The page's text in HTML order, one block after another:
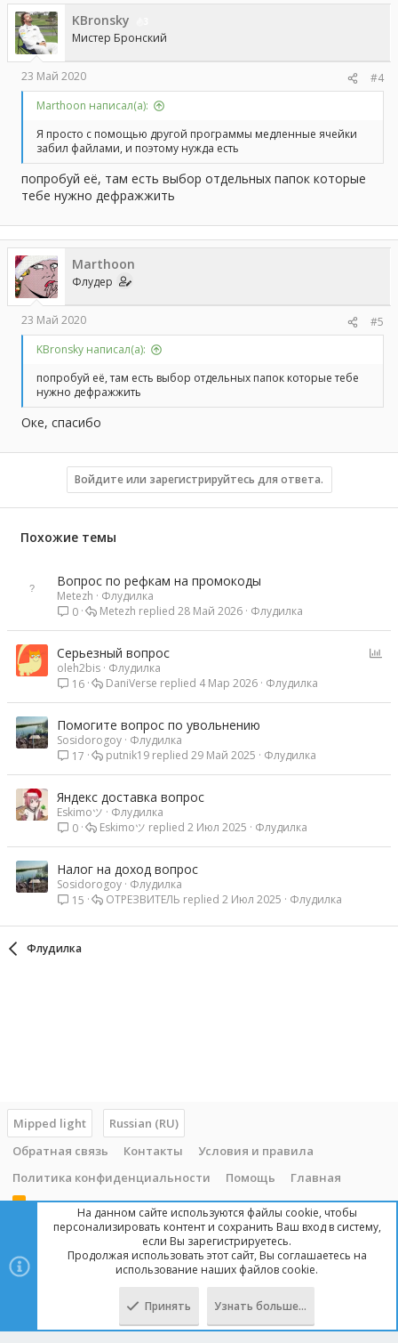
KBronsky
Мистер Бронский
23 Май 2020
#4
Marthoon написал(а):
Я просто с помощью другой программы медленные ячейки
забил файлами, и поэтому нужда есть
попробуй её, там есть выбор отдельных папок которые
тебе нужно дефражжить
Marthoon
Флудер
23 Май 2020
#5
KBronsky написал(а):
попробуй её, там есть выбор отдельных папок которые тебе
нужно дефражжить
Оке, спасибо
Войдите или зарегистрируйтесь для ответа.
Похожие темы
Вопрос по рефкам на промокоды
Metezh
Флудилка
0
Флудилка
28 Май 2026
Metezh
о
Серьезный вопрос
oleh2bis Флудилка
16
Флудилка
4 Мар 2026
DaniVerse
Помогите вопрос по увольнению
Sosidorogoy Флудилка
17
Флудилка
29 Май 2025
putnik19
Яндекс доставка вопрос
Eskimoツ
Флудилка
0
Флудилка
2 Июл 2025
Eskimoツ
Налог на доход вопрос
Sosidorogoy Флудилка
15
Флудилка
2 Июл 2025
ОТРЕЗВИТЕЛЬ
Флудилка
Mipped light
Russian (RU)
Обратная связь
Контакты
Условия и правила
Политика конфиденциальности
Помощь Главная
R
Copyright © 2014 - 2025, mipped.com. Все права защищены. При
копировании материала с сайта, обратная ссылка обязательна!
На данном сайте используются файлы cookie, чтобы
персонализировать контент и сохранить Ваш вход в систему,
если Вы зарегистрируетесь.
Продолжая использовать этот сайт, Вы соглашаетесь на
использование наших файлов cookie.
Принять Узнать больше…